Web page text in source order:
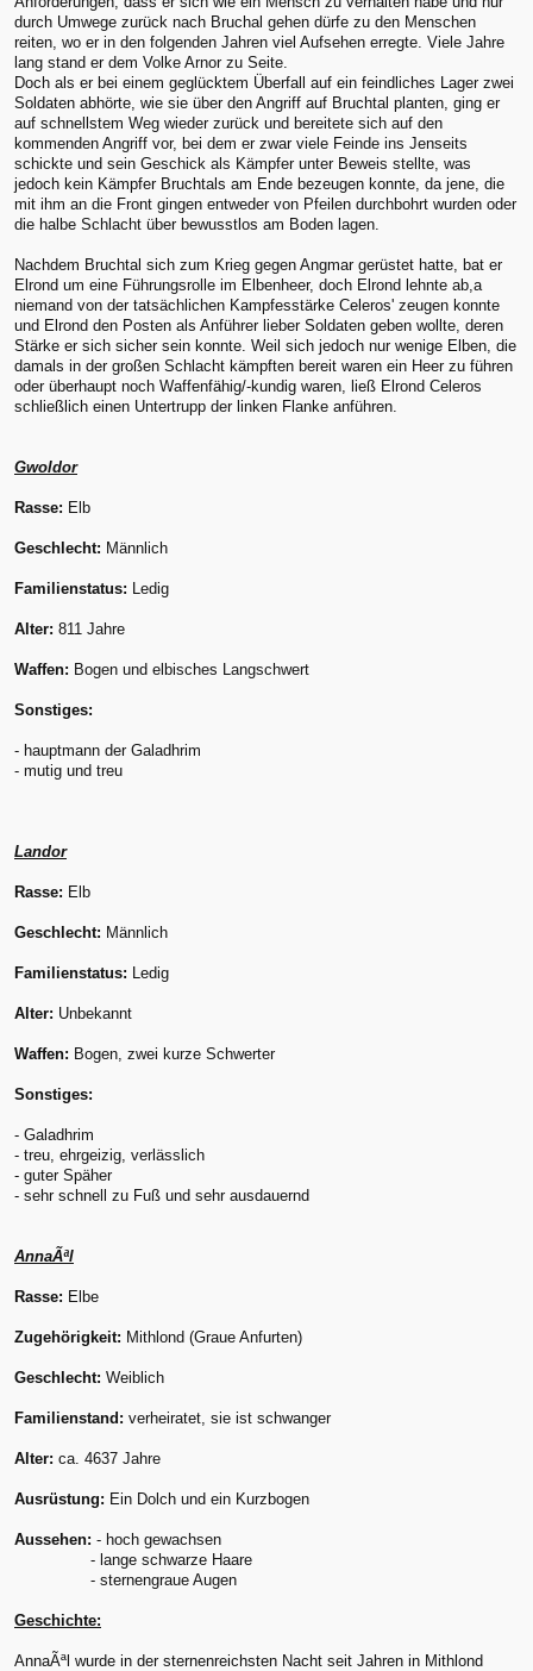
durch Umwege zurück nach Bruchal gehen dürfe zu den Menschen
reiten, wo er in den folgenden Jahren viel Aufsehen erregte. Viele Jahre
lang stand er dem Volke Arnor zu Seite.
Doch als er bei einem geglücktem Überfall auf ein feindliches Lager zwei
Soldaten abhörte, wie sie über den Angriff auf Bruchtal planten, ging er
auf schnellstem Weg wieder zurück und bereitete sich auf den
kommenden Angriff vor, bei dem er zwar viele Feinde ins Jenseits
schickte und sein Geschick als Kämpfer unter Beweis stellte, was
jedoch kein Kämpfer Bruchtals am Ende bezeugen konnte, da jene, die
mit ihm an die Front gingen entweder von Pfeilen durchbohrt wurden oder
die halbe Schlacht über bewusstlos am Boden lagen.
Nachdem Bruchtal sich zum Krieg gegen Angmar gerüstet hatte, bat er
Elrond um eine Führungsrolle im Elbenheer, doch Elrond lehnte ab,a
niemand von der tatsächlichen Kampfesstärke Celeros' zeugen konnte
und Elrond den Posten als Anführer lieber Soldaten geben wollte, deren
Stärke er sich sicher sein konnte. Weil sich jedoch nur wenige Elben, die
damals in der großen Schlacht kämpften bereit waren ein Heer zu führen
oder überhaupt noch Waffenfähig/-kundig waren, ließ Elrond Celeros
schließlich einen Untertrupp der linken Flanke anführen.
Gwoldor
Rasse: Elb
Geschlecht: Männlich
Familienstatus: Ledig
Alter: 811 Jahre
Waffen: Bogen und elbisches Langschwert
Sonstiges:
- hauptmann der Galadhrim
- mutig und treu
Landor
Rasse: Elb
Geschlecht: Männlich
Familienstatus: Ledig
Alter: Unbekannt
Waffen: Bogen, zwei kurze Schwerter
Sonstiges:
- Galadhrim
- treu, ehrgeizig, verlässlich
- guter Späher
- sehr schnell zu Fuß und sehr ausdauernd
AnnaÃªl
Rasse: Elbe
Zugehörigkeit: Mithlond (Graue Anfurten)
Geschlecht: Weiblich
Familienstand: verheiratet, sie ist schwanger
Alter: ca. 4637 Jahre
Ausrüstung: Ein Dolch und ein Kurzbogen
Aussehen: - hoch gewachsen
- lange schwarze Haare
- sternengraue Augen
Geschichte:
AnnaÃªl wurde in der sternenreichsten Nacht seit Jahren in Mithlond